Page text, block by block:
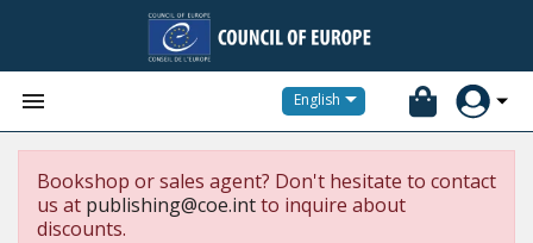
 English
Bookshop or sales agent? Don't hesitate to contact
us at publishing@coe.intto inquire about
discounts.